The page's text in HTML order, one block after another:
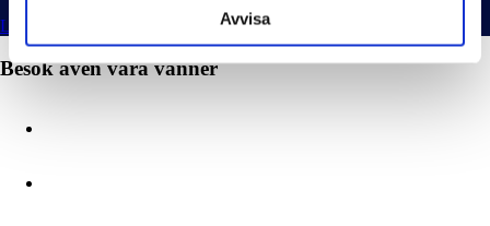
Avvisa
Läs mer
Besök även våra vänner